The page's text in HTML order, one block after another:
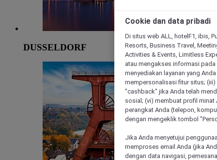
DUSSELDORF
Cookie dan data pribadi
Di situs web ALL, hotelF1, ibis,
Resorts, Business Travel,
Activities & Events, Limitless
atau mengakses informasi
menyediakan layanan yang
mempersonalisasi fitur situs;
"cashback" jika Anda telah
sosial; (vi) membuat profil
perangkat Anda (telepon,
dengan mengeklik tombol
Jika Anda menyetujui
memproses email Anda (jika
dengan data navigasi,